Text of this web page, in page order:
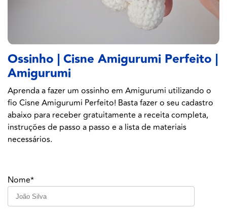
Ossinho | Cisne Amigurumi Perfeito |
Amigurumi
Aprenda a fazer um ossinho em Amigurumi utilizando o
fio Cisne Amigurumi Perfeito! Basta fazer o seu cadastro
abaixo para receber gratuitamente a receita completa,
instruções de passo a passo e a lista de materiais
necessários.
Nome*